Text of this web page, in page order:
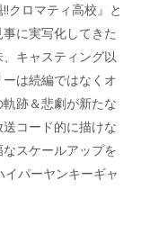
クロマティ高校』と
に実写化してきた
キャスティング以
は続編ではなくオ
跡＆悲劇が新たな
コード的に描けな
スケールアップを
パーヤンキーギャ